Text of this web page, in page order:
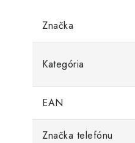
Značka
Kategória
EAN
Značka telefónu